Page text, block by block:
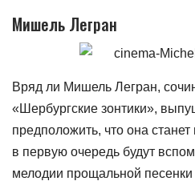
Мишель Легран
Вряд ли Мишель Легран,
«Шербургские зонтики»,
предположить, что она станет
в первую очередь будут
мелодии прощальной